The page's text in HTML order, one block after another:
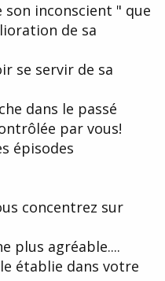
son inconscient " que
de sa
se servir de sa
dans le passé
par vous!
épisodes
concentrez sur
plus agréable....
établie dans votre